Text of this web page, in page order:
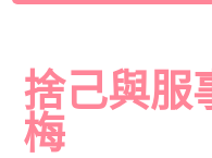
捨己與服
梅